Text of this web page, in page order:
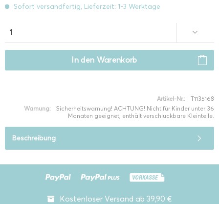
Sofort versandfertig, Lieferzeit: 1-3 Werktage
In den Warenkorb
Artikel-Nr.:
T1135168
Warnung:
Sicherheitswarnung! ACHTUNG! Nicht für Kinder unter 36
Monaten geeignet, enthält verschluckbare Kleinteile.
Beschreibung
Kostenloser Versand ab 39,90 €